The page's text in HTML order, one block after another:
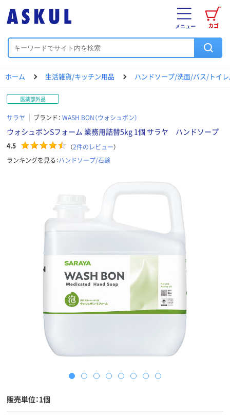
カゴ
メニュー
ホーム 生活雑貨/キッチン用品 ハンドソープ/洗面/バス/トイ
医薬部外品
サラヤ ブランド： WASH BON（ウォシュボン）
ウォシュボンSフォーム 業務用詰替5kg 1個 サラヤ ハンドソープ
4.5 （2件のレビュー）
ランキングを見る：ハンドソープ/石鹸
販売単位：1個